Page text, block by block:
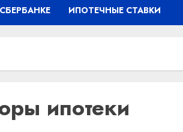
ИПОТЕЧНЫЕ СТАВКИ
ипотеки